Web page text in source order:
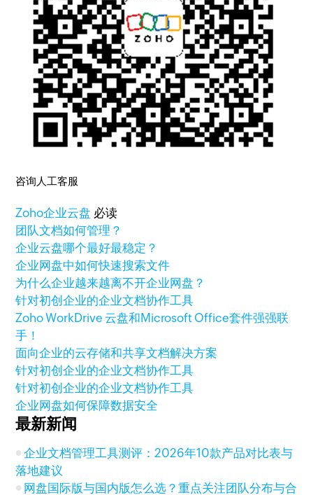
咨询人工客服
Zoho企业云盘 必读
团队文档如何管理？
企业云盘哪个最好最稳定？
企业网盘中如何快速搜索文件
为什么企业越来越离不开企业网盘？
针对初创企业的企业文档协作工具
Zoho WorkDrive 云盘和Microsoft Office套件强强联
手！
面向企业的云存储和共享文档解决方案
针对初创企业的企业文档协作工具
针对初创企业的企业文档协作工具
企业网盘如何保障数据安全
最新新闻
企业文档管理工具测评：2026年10款产品对比表与
落地建议
网盘国际版与国内版怎么选？重点关注团队分布与合